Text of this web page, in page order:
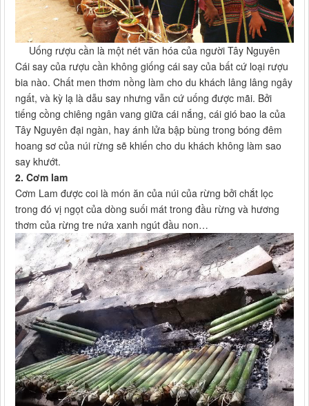
Uống rượu cần là một nét văn hóa của người Tây Nguyên
Cái say của rượu cần không giống cái say của bất cứ loại rượu
bia nào. Chất men thơm nồng làm cho du khách lâng lâng ngây
ngất, và kỳ lạ là dẫu say nhưng vẫn cứ uống được mãi. Bởi
tiếng cồng chiêng ngân vang giữa cái nắng, cái gió bao la của
Tây Nguyên đại ngàn, hay ánh lửa bập bùng trong bóng đêm
hoang sơ của núi rừng sẽ khiến cho du khách không làm sao
say khướt.
2. Cơm lam
Cơm Lam được coi là món ăn của núi của rừng bởi chắt lọc
trong đó vị ngọt của dòng suối mát trong đầu rừng và hương
thơm của rừng tre nứa xanh ngút đầu non…